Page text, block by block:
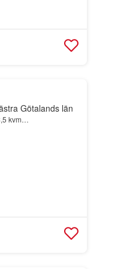
Götalands län
kvm…